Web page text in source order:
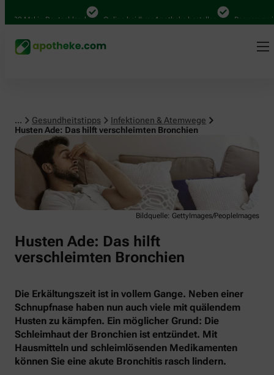
Mal in Deutschland Online bei Ihrer Apotheke bestellen Bequem
... Gesundheitstipps
Infektionen & Atemwege
Husten Ade: Das hilft verschleimten Bronchien
Infektionen & Atemwege
Bildquelle: GettyImages/PeopleImages
Husten Ade: Das hilft
verschleimten Bronchien
Die Erkältungszeit ist in vollem Gange. Neben einer
Schnupfnase haben nun auch viele mit quälendem
Husten zu kämpfen. Ein möglicher Grund: Die
Schleimhaut der Bronchien ist entzündet. Mit
Hausmitteln und schleimlösenden Medikamenten
können Sie eine akute Bronchitis rasch lindern.